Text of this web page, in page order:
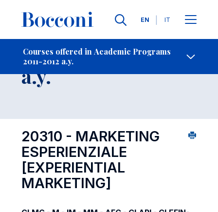
Languages
EN IT
Courses offered in Academic Programs
2011-2012 a.y.
- Contact Us
Course 2011-2012
a.y.
20310 - MARKETING
ESPERIENZIALE
[EXPERIENTIAL
MARKETING]